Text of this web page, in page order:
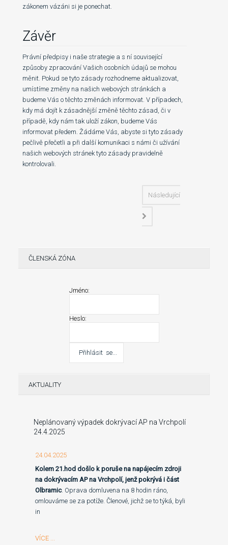
zákonem vázáni si je ponechat.
Závěr
Právní předpisy i naše strategie a s ní související
způsoby zpracování Vašich osobních údajů se mohou
měnit. Pokud se tyto zásady rozhodneme aktualizovat,
umístíme změny na našich webových stránkách a
budeme Vás o těchto změnách informovat. V případech,
kdy má dojít k zásadnější změně těchto zásad, či v
případě, kdy nám tak uloží zákon, budeme Vás
informovat předem. Žádáme Vás, abyste si tyto zásady
pečlivě přečetli a při další komunikaci s námi či užívání
našich webových stránek tyto zásady pravidelně
kontrolovali.
Následující
ČLENSKÁ ZÓNA
Jméno:
Heslo:
AKTUALITY
Neplánovaný výpadek dokrývací AP na Vrchpolí
24.4.2025
24.04.2025
Kolem 21.hod došlo k poruše na napájecím zdroji
na dokrývacím AP na Vrchpolí, jenž pokrývá i část
Olbramic. Oprava domluvena na 8 hodin ráno,
omlouváme se za potíže. Členové, jichž se to týká, byli
in
VÍCE ...